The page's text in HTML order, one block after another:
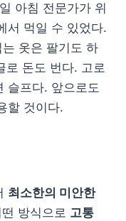
아침 전문가가 위
서 먹일 수 있었다.
옷은 팔기도 하
로 돈도 번다. 고로
슬프다. 앞으로도
할 것이다.
최소한의 미안한
방식으로 고통